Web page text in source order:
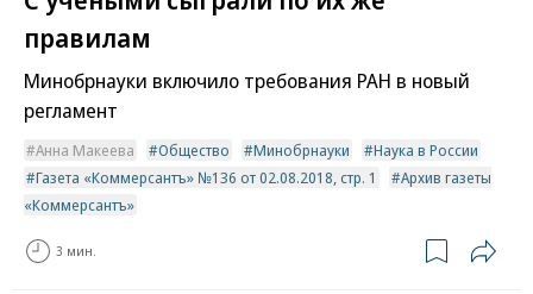
правилам
Минобрнауки включило требования РАН в новый
регламент
Анна Макеева Общество Минобрнауки
Наука в России
Газета «Коммерсантъ» №136 от 02.08.2018, стр. 1
Архив газеты
«Коммерсантъ»
3 мин.